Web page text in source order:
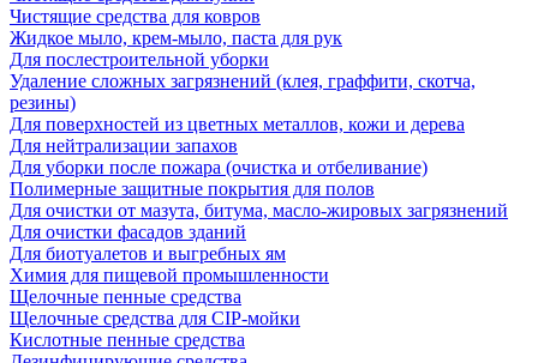
Чистящие средства для ковров
Жидкое мыло, крем-мыло, паста для рук
Для послестроительной уборки
Удаление сложных загрязнений (клея, граффити, скотча,
резины)
Для поверхностей из цветных металлов, кожи и дерева
Для нейтрализации запахов
Для уборки после пожара (очистка и отбеливание)
Полимерные защитные покрытия для полов
Для очистки от мазута, битума, масло-жировых загрязнений
Для очистки фасадов зданий
Для биотуалетов и выгребных ям
Химия для пищевой промышленности
Щелочные пенные средства
Щелочные средства для CIP-мойки
Кислотные пенные средства